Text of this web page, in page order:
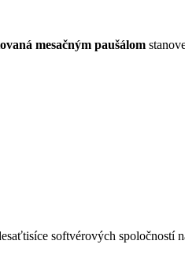
mesačným paušálom
softvérových spoločností